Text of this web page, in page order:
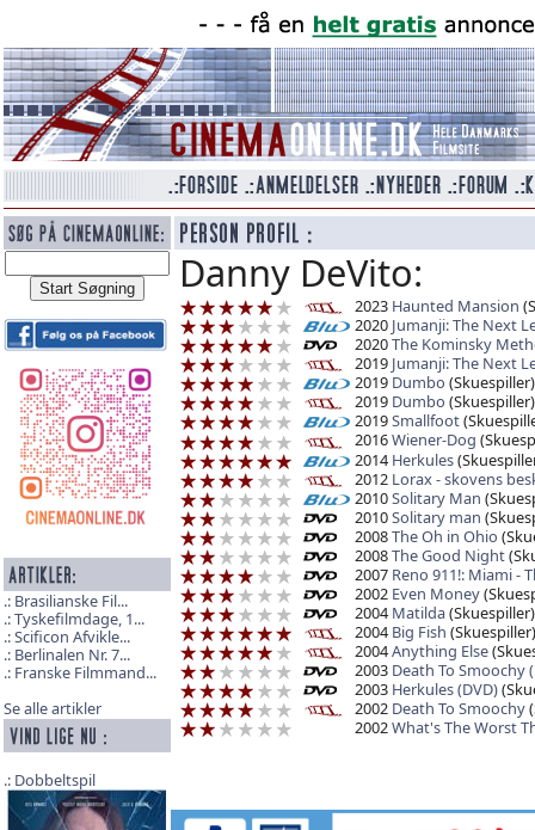
Brasilianske Fil...
Tyskefilmdage, 1...
Scificon Afvikle...
Berlinalen Nr. 7...
Franske Filmmand...
Se alle artikler
Dobbeltspil
Danny DeVito:
2023 Haunted Mansion
2020 Jumanji: The Next
2020The Kominsky
2019 Jumanji: The Next
2019 Dumbo (Skuespiller)
2019 Dumbo (Skuespiller)
2019Smallfoot
2016Wiener-Dog
2014 Herkules
2012 Lorax - skovens
2010Solitary Man
2010Solitary man
2008The Oh in Ohio
2008The Good Night
2007 Reno 911!: Miami -
2002 Even Money
2004 Matilda(Skuespiller)
2004 Big Fish (Skuespiller)
2004Anything Else
2003 Death To Smoochy
2003 Herkules (DVD)
2002 Death To Smoochy
2002What's The Worst